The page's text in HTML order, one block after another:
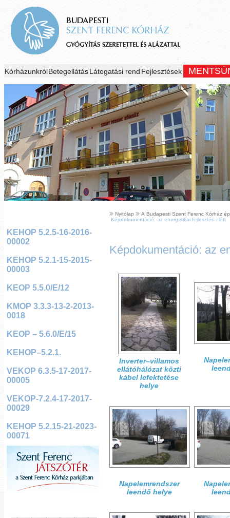
KórházunkrólBetegellátásLátogatási rend Fejlesztések
KEHOP 5.2.5-16-2016-
00002
KEHOP 5.2.1-15-2015-
00003
KEOP 5.5.0/E/12
KMOP 3.3.3-13-2-2013-
0018
KEOP – 5.6.0/E/15
KEHOP–5.2.1.
VEKOP 6.3.5-17-2017-
00005
VEKOP-7.2.4-17-2017-
00029
KEHOP 5.2.15-21-2023-
00071
Nyitólap
A Budapesti Szent Ferenc Kórház
Képdokumentáció: az energetikai fejlesztés előtt
Képdokumentáció: az
Inverter–villamos
ellátóhálózat közti
kábel lefektetése
helye
Napelemrendszer
leendő helye